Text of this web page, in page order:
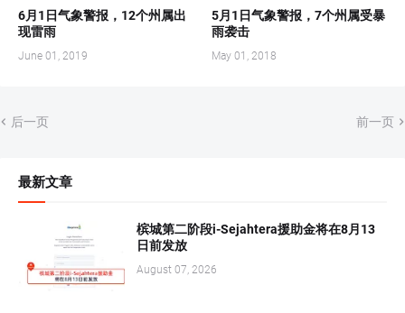
6月1日气象警报，12个州属出
现雷雨
June 01, 2019
5月1日气象警报，7个州属受暴
雨袭击
May 01, 2018
后一页 前一页
最新文章
槟城第二阶段i-Sejahtera援助金将在8月13
日前发放
August 07, 2026